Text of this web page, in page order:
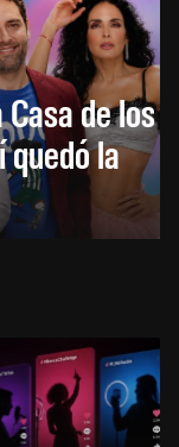
de los
quedó la